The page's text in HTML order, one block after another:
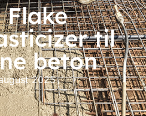
Flake
til
beton
2025